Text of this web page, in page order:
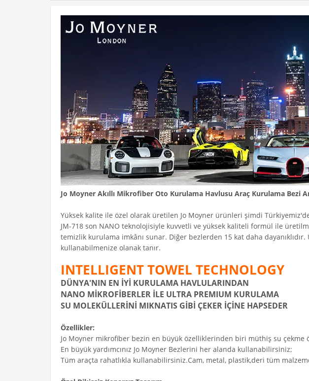
Jo Moyner Akıllı Mikrofiber Oto Kurulama Havlusu Araç Kurulama Bezi
Yüksek kalite ile özel olarak üretilen Jo Moyner ürünleri şimdi
JM-718 son NANO teknolojisiyle kuvvetli ve yüksek kaliteli formül ile
temizlik kurulama imkânı sunar. Diğer bezlerden 15 kat daha
kullanabilmenize olanak tanır.
INTELLIGENT TOWEL TECHNOLOGY
DÜNYA'NIN EN İYİ KURULAMA HAVLULARINDAN
NANO MİKROFİBERLER İLE ULTRA PREMIUM KURULAMA
SU MOLEKÜLLERİNİ MIKNATIS GİBİ ÇEKER İÇİNE HAPSEDER
Özellikler:
Jo Moyner mikrofiber bezin en büyük özelliklerinden biri müthiş su çekme
En büyük yardımcınız Jo Moyner Bezlerini her alanda kullanabilirsiniz;
Tüm araçta rahatlıkla kullanabilirsiniz.Cam, metal, plastik,deri tüm